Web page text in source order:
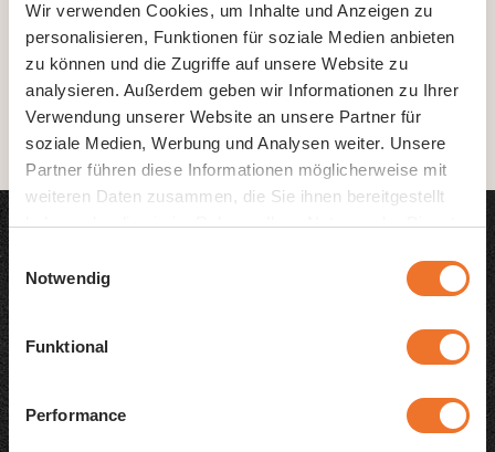
Wir verwenden Cookies, um Inhalte und Anzeigen zu
personalisieren, Funktionen für soziale Medien anbieten
zu können und die Zugriffe auf unsere Website zu
analysieren. Außerdem geben wir Informationen zu Ihrer
Verwendung unserer Website an unsere Partner für
soziale Medien, Werbung und Analysen weiter. Unsere
Partner führen diese Informationen möglicherweise mit
weiteren Daten zusammen, die Sie ihnen bereitgestellt
haben oder die sie im Rahmen Ihrer Nutzung der Dienste
Notwendig
Funktional
Performance
Pasta-Kreationen